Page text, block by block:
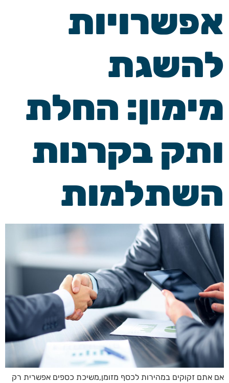
אפשרויות
להשגת
מימון: החלת
ותק בקרנות
השתלמות
אם אתם זקוקים במהירות לכסף מזומן,משיכת כספים אפשרית רק